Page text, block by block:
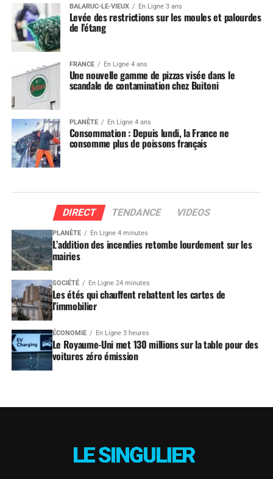
BALARUC-LE-VIEUX En Ligne 3 ans
Levée des restrictions sur les moules et palourdes
de l’étang
FRANCE En Ligne 4 ans
Une nouvelle gamme de pizzas visée dans le
scandale de contamination chez Buitoni
PLANÈTE En Ligne 4 ans
Consommation : Depuis lundi, la France ne
consomme plus de poissons français
DIRECT TENDANCE VIDEOS
PLANÈTE En Ligne 4 minutes
L’addition des incendies retombe lourdement sur les
mairies
SOCIÉTÉ En Ligne 24 minutes
Les étés qui chauffent rebattent les cartes de
l’immobilier
ÉCONOMIE En Ligne 3 heures
Le Royaume-Uni met 130 millions sur la table pour des
voitures zéro émission